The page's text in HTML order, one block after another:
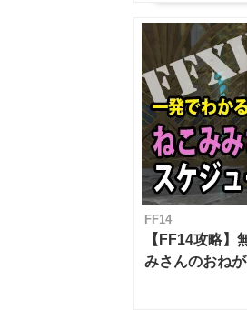
FF14
【FF14攻略】
みさんのおね